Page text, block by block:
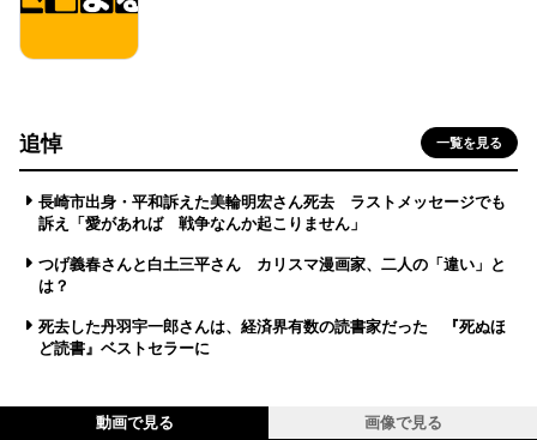
追悼 一覧を見る
長崎市出身・平和訴えた美輪明宏さん死去 ラストメッセージでも
訴え「愛があれば 戦争なんか起こりません」
つげ義春さんと白土三平さん カリスマ漫画家、二人の「違い」と
は？
死去した丹羽宇一郎さんは、経済界有数の読書家だった 『死ぬほ
ど読書』ベストセラーに
動画で見る 画像で見る